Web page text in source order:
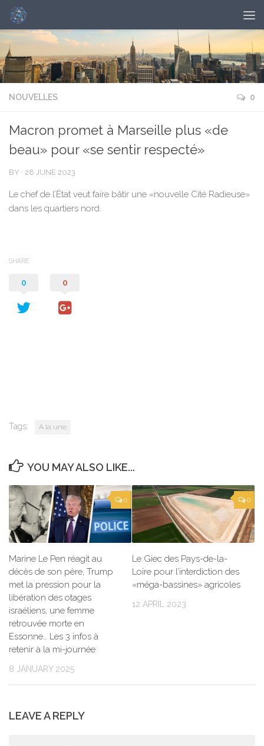
NOUVELLES 0
Macron promet à Marseille plus «de
beau» pour «se sentir respecté»
BY · 28 JUNE 2023
Le chef de l’État veut faire bâtir une «nouvelle Cité Radieuse»
dans les quartiers nord.
SHARE
0 0
Tags: A la une
YOU MAY ALSO LIKE...
0
Marine Le Pen réagit au
décès de son père, Trump
met la pression pour la
libération des otages
israéliens, une femme
retrouvée morte en
Essonne… Les 3 infos à
retenir à la mi-journée
8 JANUARY 2025
0
Le Giec des Pays-de-la-
Loire pour l’interdiction des
«méga-bassines» agricoles
12 APRIL 2023
LEAVE A REPLY